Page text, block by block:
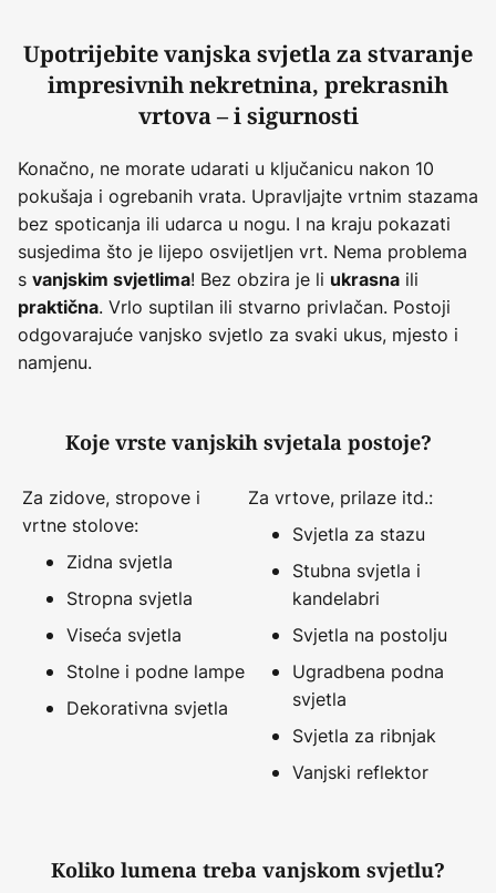
Upotrijebite vanjska svjetla za stvaranje
impresivnih nekretnina, prekrasnih
vrtova – i sigurnosti
Konačno, ne morate udarati u ključanicu nakon 10
pokušaja i ogrebanih vrata. Upravljajte vrtnim stazama
bez spoticanja ili udarca u nogu. I na kraju pokazati
susjedima što je lijepo osvijetljen vrt. Nema problema
s vanjskim svjetlima! Bez obzira je li ukrasna ili
praktična. Vrlo suptilan ili stvarno privlačan. Postoji
odgovarajuće vanjsko svjetlo za svaki ukus, mjesto i
namjenu.
Koje vrste vanjskih svjetala postoje?
Za zidove, stropove i
vrtne stolove:
Zidna svjetla
Stropna svjetla
Viseća svjetla
Stolne i podne lampe
Dekorativna svjetla
Za vrtove, prilaze itd.:
Svjetla za stazu
Stubna svjetla i
kandelabri
Svjetla na postolju
Ugradbena podna
svjetla
Svjetla za ribnjak
Vanjski reflektor
Koliko lumena treba vanjskom svjetlu?